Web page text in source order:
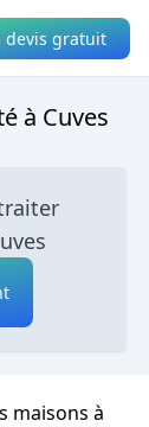
devis gratuit
à Cuves
maisons à